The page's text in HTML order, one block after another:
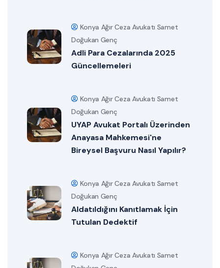
Konya Ağır Ceza Avukatı Samet
Doğukan Genç
Adli Para Cezalarında 2025
Güncellemeleri
Konya Ağır Ceza Avukatı Samet
Doğukan Genç
UYAP Avukat Portalı Üzerinden
Anayasa Mahkemesi'ne
Bireysel Başvuru Nasıl Yapılır?
Konya Ağır Ceza Avukatı Samet
Doğukan Genç
Aldatıldığını Kanıtlamak İçin
Tutulan Dedektif
Konya Ağır Ceza Avukatı Samet